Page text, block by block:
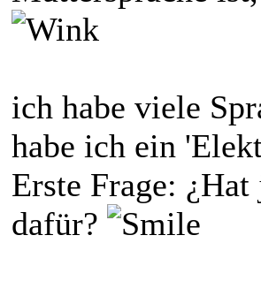
ich habe viele
habe ich ein
Erste Frage:
dafür?